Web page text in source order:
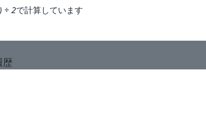
÷ 2で計算しています
歴